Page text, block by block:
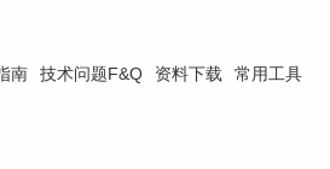
南 技术问题F&Q 资料下载 常用工具